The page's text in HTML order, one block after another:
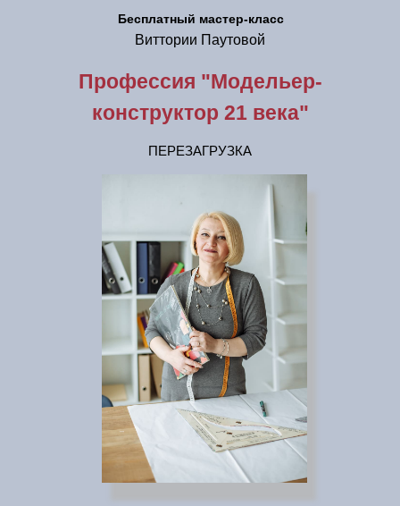
Профессия "Модельер-
конструктор 21 века"
Виттории Паутовой
Бесплатный мастер-класс
ПЕРЕЗАГРУЗКА